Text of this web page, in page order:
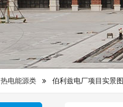
热电能源类 伯利兹电厂项目实景图